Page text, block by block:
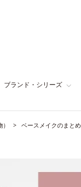
ブランド・シリーズ
ベースメイクのまとめ